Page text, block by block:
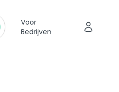
Voor
Bedrijven